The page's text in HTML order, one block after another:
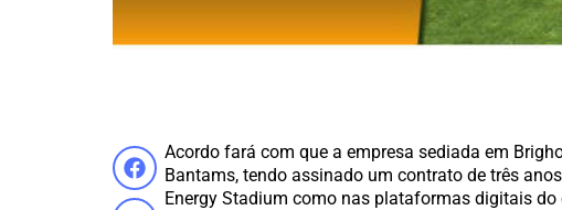
Acordo fará com que a empresa sediada em
Bantams, tendo assinado um contrato de três
Energy Stadium como nas plataformas digitais do